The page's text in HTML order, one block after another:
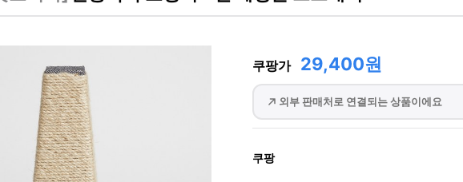
쿠팡가 29,400원
외부 판매처로 연결되는 상품이에요
쿠팡